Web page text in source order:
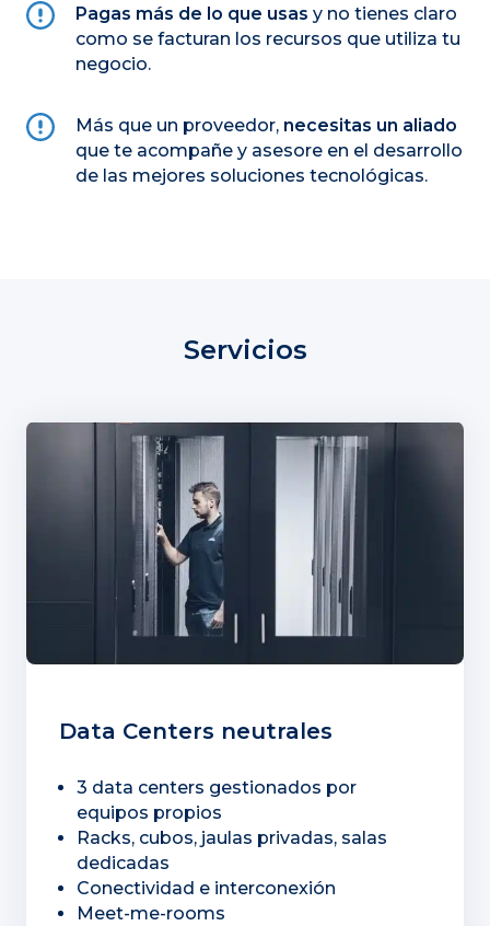
Pagas más de lo que usas y no tienes claro
como se facturan los recursos que utiliza tu
negocio.
Más que un proveedor, necesitas un aliado
que te acompañe y asesore en el desarrollo
de las mejores soluciones tecnológicas.
Servicios
Data Centers neutrales
3 data centers gestionados por
equipos propios
Racks, cubos, jaulas privadas, salas
dedicadas
Conectividad e interconexión
Meet-me-rooms